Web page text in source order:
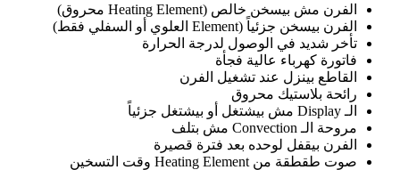
الفرن مش بيسخن خالص (Heating Element محروق)
الفرن بيسخن جزئياً (Element العلوي أو السفلي فقط)
تأخر شديد في الوصول لدرجة الحرارة
فاتورة كهرباء عالية فجأة
القاطع بينزل عند تشغيل الفرن
رائحة بلاستيك محروق
الـ Display مش بيشتغل أو بيشتغل جزئياً
مروحة الـ Convection مش بتلف
الفرن بيقفل لوحده بعد فترة قصيرة
صوت طقطقة من Heating Element وقت التسخين